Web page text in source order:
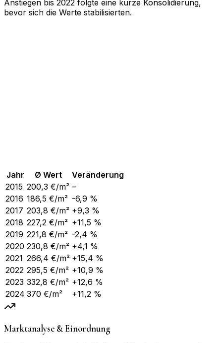
Anstiegen bis 2022 folgte eine kurze Konsolidierung,
bevor sich die Werte stabilisierten.
Jahr Ø Wert
Veränderung
2015 200,3 €/m² –
2016 186,5 €/m² -6,9 %
2017 203,8 €/m² +9,3 %
2018 227,2 €/m² +11,5 %
2019 221,8 €/m² -2,4 %
2020 230,8 €/m² +4,1 %
2021 266,4 €/m² +15,4 %
2022 295,5 €/m² +10,9 %
2023 332,8 €/m² +12,6 %
2024 370 €/m² +11,2 %
Marktanalyse & Einordnung